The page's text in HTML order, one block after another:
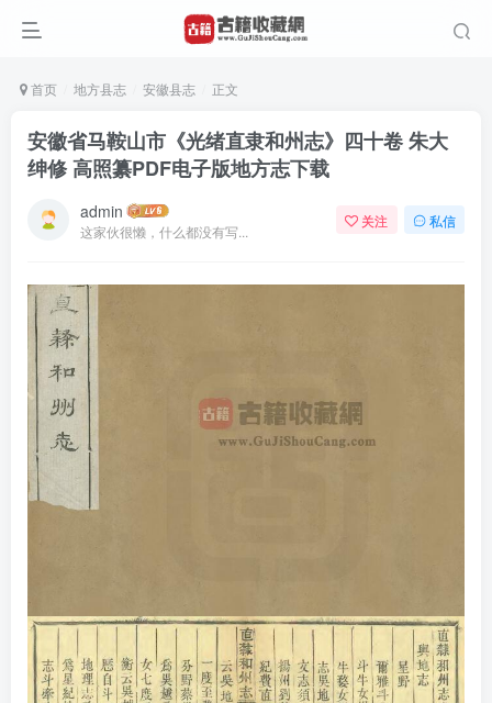
首页 地方县志 安徽县志 正文
安徽省马鞍山市《光绪直隶和州志》四十卷 朱大
绅修 高照纂PDF电子版地方志下载
admin
这家伙很懒，什么都没有写...
关注 私信